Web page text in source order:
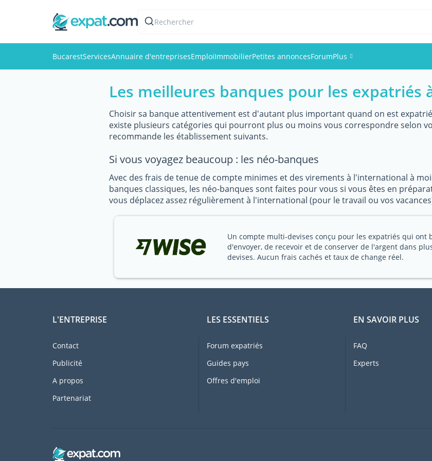
Rechercher
BucarestServicesAnnuaire d'entreprisesEmploiImmobilierPetites annoncesForumPlus
Événements
Membres
Les meilleures banques pour les expatriés
Choisir sa banque attentivement est d'autant plus important quand on est
existe plusieurs catégories qui pourront plus ou moins vous correspondre selon
recommande les établissement suivants.
Si vous voyagez beaucoup : les néo-banques
Avec des frais de tenue de compte minimes et des virements à l'international à
banques classiques, les néo-banques sont faites pour vous si vous êtes en
vous déplacez assez régulièrement à l'international (pour le travail ou vos
Un compte multi-devises conçu pour les expatriés qui ont
d'envoyer, de recevoir et de conserver de l'argent dans
devises. Aucun frais cachés et taux de change réel.
L'ENTREPRISE
Contact
Publicité
A propos
Partenariat
LES ESSENTIELS
Forum expatriés
Guides pays
Offres d'emploi
EN SAVOIR PLUS
FAQ
Experts